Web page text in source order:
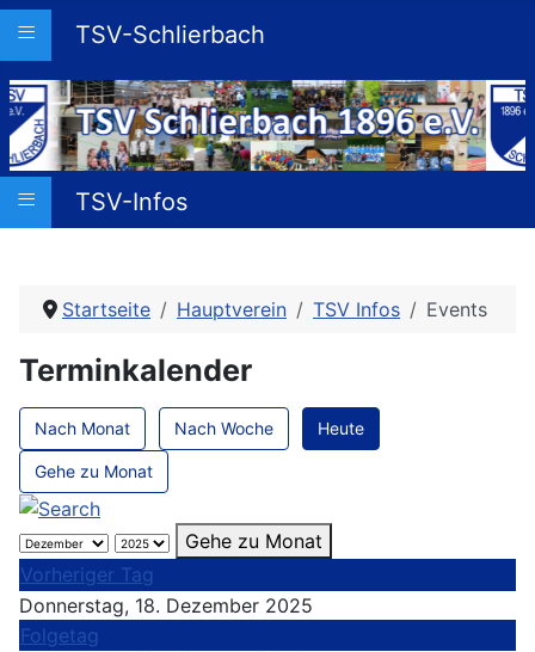
TSV-Schlierbach
≡
TSV-Infos
≡
Startseite Hauptverein TSV Infos Events
Terminkalender
Nach Monat Nach Woche Heute
Gehe zu Monat
Gehe zu Monat
Vorheriger Tag
Donnerstag, 18. Dezember 2025
Folgetag